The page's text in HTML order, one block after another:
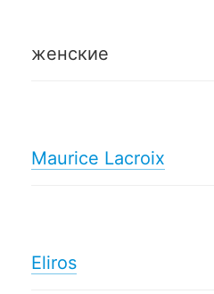
женские
Maurice Lacroix
Eliros